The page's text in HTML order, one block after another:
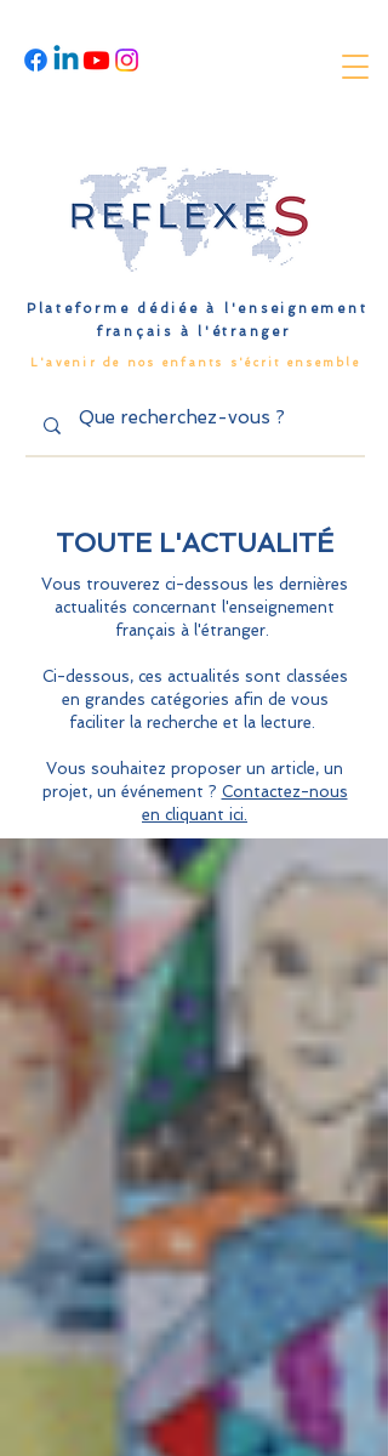
Plateforme dédiée à l'enseignement
français à l'étranger
L'avenir de nos enfants s'écrit ensemble
TOUTE L'ACTUALITÉ
Vous trouverez ci-dessous les dernières
actualités concernant l'enseignement
français à l'étranger.
Ci-dessous, ces actualités sont classées
en grandes catégories afin de vous
faciliter la recherche et la lecture.
Vous souhaitez proposer un article, un
projet, un événement ? Contactez-nous
en cliquant ici.